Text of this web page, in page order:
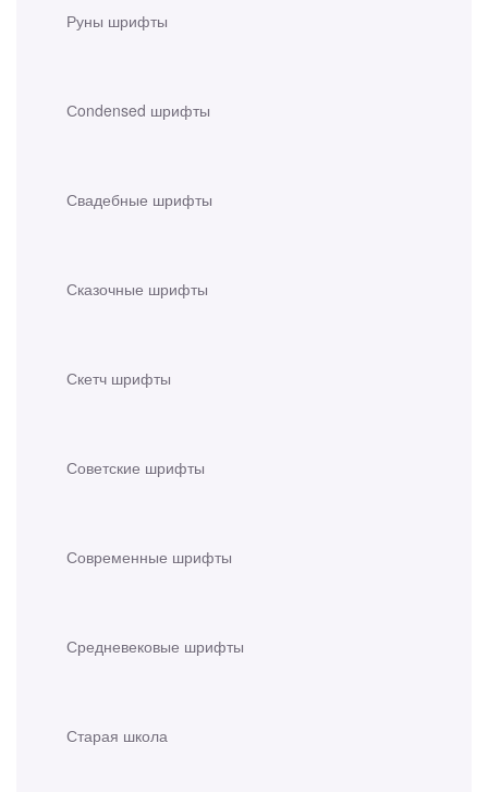
Руны шрифты
Сondensed шрифты
Свадебные шрифты
Сказочные шрифты
Скетч шрифты
Советские шрифты
Современные шрифты
Средневековые шрифты
Старая школа